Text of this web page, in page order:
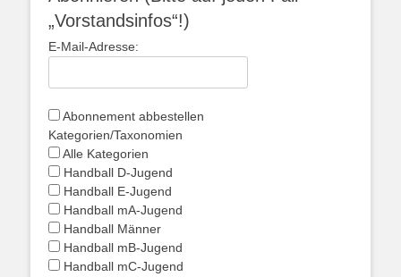
„Vorstandsinfos“!)
E-Mail-Adresse:
Abonnement abbestellen
Kategorien/Taxonomien
Alle Kategorien
Handball D-Jugend
Handball E-Jugend
Handball mA-Jugend
Handball Männer
Handball mB-Jugend
Handball mC-Jugend